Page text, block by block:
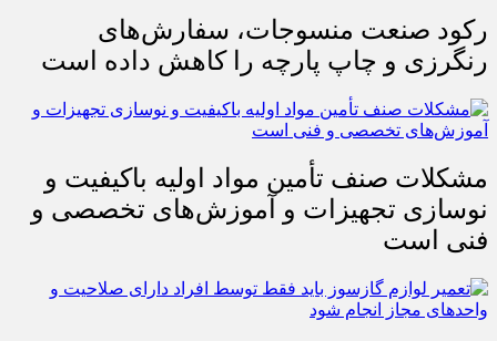
رکود صنعت منسوجات، سفارش‌های
رنگرزی و چاپ پارچه را کاهش داده است
مشکلات صنف تأمین مواد اولیه باکیفیت و
نوسازی تجهیزات و آموزش‌های تخصصی و
فنی است